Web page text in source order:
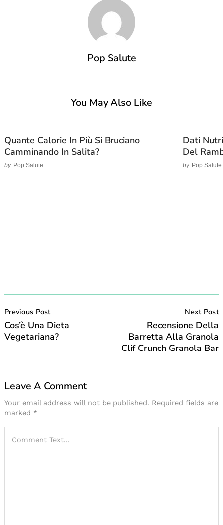
Pop Salute
You May Also Like
Quante Calorie In Più Si Bruciano
Camminando In Salita?
by Pop Salute
Dati
Del
by Pop Salute
Navigation
Previous Post
Cos’è Una Dieta
Vegetariana?
Next Post
Recensione Della
Barretta Alla Granola
Clif Crunch Granola Bar
Leave A Comment
Your email address will not be published. Required fields are
marked *